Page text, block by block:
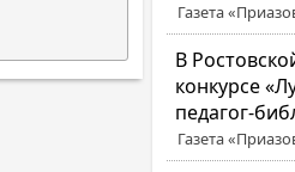
Газета
В
конкурсе
педагог-
Газета